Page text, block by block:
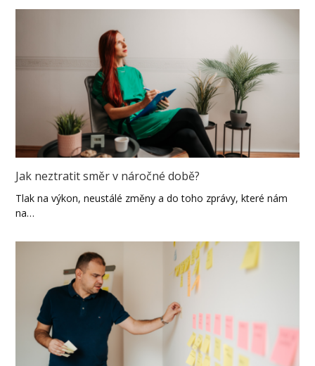
Jak neztratit směr v náročné době?
Tlak na výkon, neustálé změny a do toho zprávy, které nám
na…